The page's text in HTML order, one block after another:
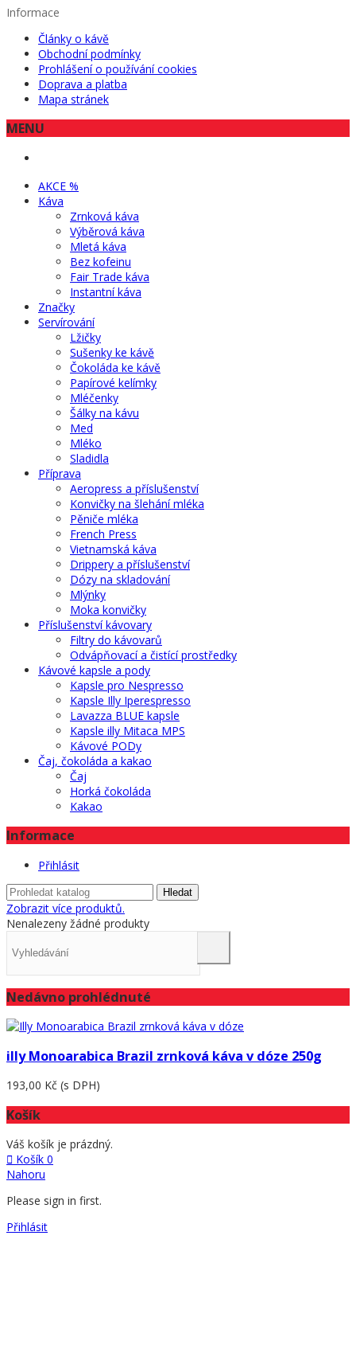
Informace
Články o kávě
Obchodní podmínky
Prohlášení o používání cookies
Doprava a platba
Mapa stránek
MENU
AKCE %
Káva
Zrnková káva
Výběrová káva
Mletá káva
Bez kofeinu
Fair Trade káva
Instantní káva
Značky
Servírování
Lžičky
Sušenky ke kávě
Čokoláda ke kávě
Papírové kelímky
Mléčenky
Šálky na kávu
Med
Mléko
Sladidla
Příprava
Aeropress a příslušenství
Konvičky na šlehání mléka
Pěniče mléka
French Press
Vietnamská káva
Drippery a příslušenství
Dózy na skladování
Mlýnky
Moka konvičky
Příslušenství kávovary
Filtry do kávovarů
Odvápňovací a čistící prostředky
Kávové kapsle a pody
Kapsle pro Nespresso
Kapsle Illy Iperespresso
Lavazza BLUE kapsle
Kapsle illy Mitaca MPS
Kávové PODy
Čaj, čokoláda a kakao
Čaj
Horká čokoláda
Kakao
Informace
Přihlásit
Hledat
Zobrazit více produktů.
Nenalezeny žádné produkty
Nedávno prohlédnuté
illy Monoarabica Brazil zrnková káva v dóze 250g
193,00 Kč (s DPH)
Košík
Váš košík je prázdný.
Košík 0
Nahoru
Please sign in first.
Přihlásit